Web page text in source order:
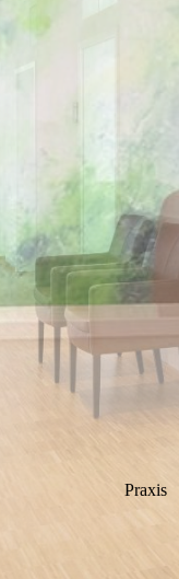
Praxis